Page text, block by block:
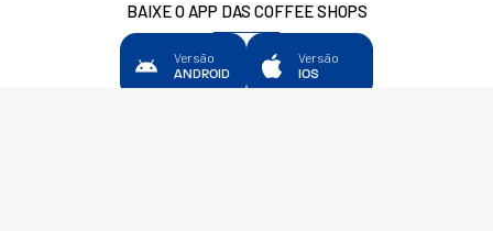
BAIXE O APP DAS COFFEE SHOPS
Versão
ANDROID
Versão
IOS